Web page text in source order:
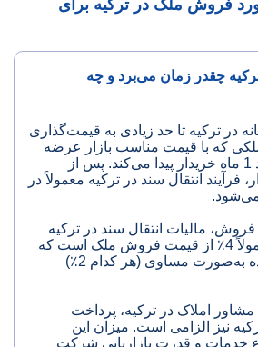
فروش ملک در ترکیه برای
چقدر زمان می‌برد و چه
در ترکیه تا حد زیادی به قیمت‌گذاری
که با قیمت مناسب بازار عرضه
شود، معمولاً در حدود 1 ماه خریدار پیدا می‌کند. پس از
فرآیند انتقال سند در ترکیه معمولاً در
مالیات انتقال سند در ترکیه
است. این مالیات معمولاً 4٪ از قیمت فروش ملک است که
بین خریدار و فروشنده به‌صورت مساوی (هر کدام 2٪)
املاک در ترکیه، پرداخت
نیز الزامی است. میزان این
خدمات و قدرت بازاریابی شرکت